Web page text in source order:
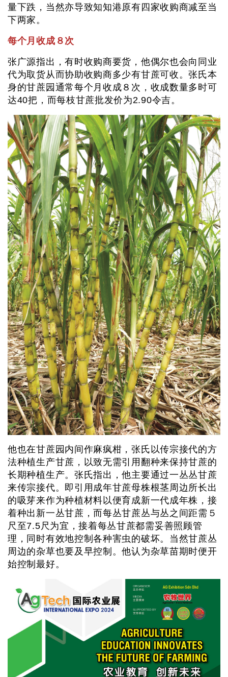
量下跌，当然亦导致知知港原有四家收购商减至当
下两家。
每个月收成８次
张广源指出，有时收购商要货，他偶尔也会向同业
代为取货从而协助收购商多少有甘蔗可收。张氏本
身的甘蔗园通常每个月收成８次，收成数量多时可
达40把，而每枝甘蔗批发价为2.90令吉。
他也在甘蔗园内间作麻疯柑，张氏以传宗接代的方
法种植生产甘蔗，以致无需引用翻种来保持甘蔗的
长期种植生产。张氏指出，他主要通过一丛丛甘蔗
来传宗接代。即引用成年甘蔗母株根茎周边所长出
的吸芽来作为种植材料以便育成新一代成年株，接
着种出新一丛甘蔗，而每丛甘蔗丛与丛之间距需５
尺至7.5尺为宜，接着每丛甘蔗都需妥善照顾管
理，同时有效地控制各种害虫的破坏。当然甘蔗丛
周边的杂草也要及早控制。他认为杂草苗期时便开
始控制最好。